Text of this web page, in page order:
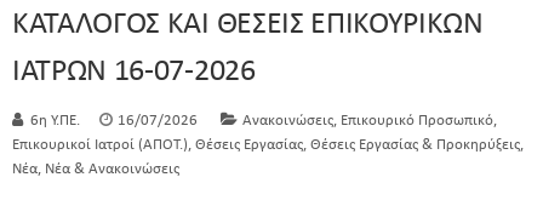
ΚΑΤΑΛΟΓΟΣ ΚΑΙ ΘΕΣΕΙΣ ΕΠΙΚΟΥΡΙΚΩΝ
ΙΑΤΡΩΝ 16-07-2026
6η Υ.ΠΕ. 16/07/2026 Ανακοινώσεις Επικουρικό Προσωπικό
Επικουρικοί Ιατροί (ΑΠΟΤ.) Θέσεις Εργασίας Θέσεις Εργασίας & Προκηρύξεις
Νέα Νέα & Ανακοινώσεις